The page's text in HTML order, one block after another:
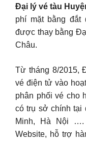
Đại lý vé tàu
phí mặt bằng đắt
được thay bằng
Châu.
Từ tháng 8/2015,
vé điện tử vào
phân phối vé cho
có trụ sở chính tại
Minh, Hà Nội
Website, hỗ trợ